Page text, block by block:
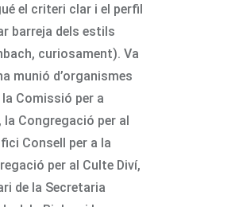
el criteri clar i el perfil
barreja dels estils
curiosament). Va
munió d’organismes
la Comissió per a
Congregació per al
Consell per a la
per al Culte Diví,
de la Secretaria